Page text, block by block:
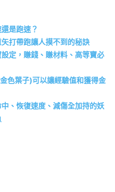
是跑速？
打帶跑讓人摸不到的秘訣
定，賺錢、賺材料、高等寶必
色葉子)可以讓經驗值和獲得金
、恢復速度、減傷全加持的妖